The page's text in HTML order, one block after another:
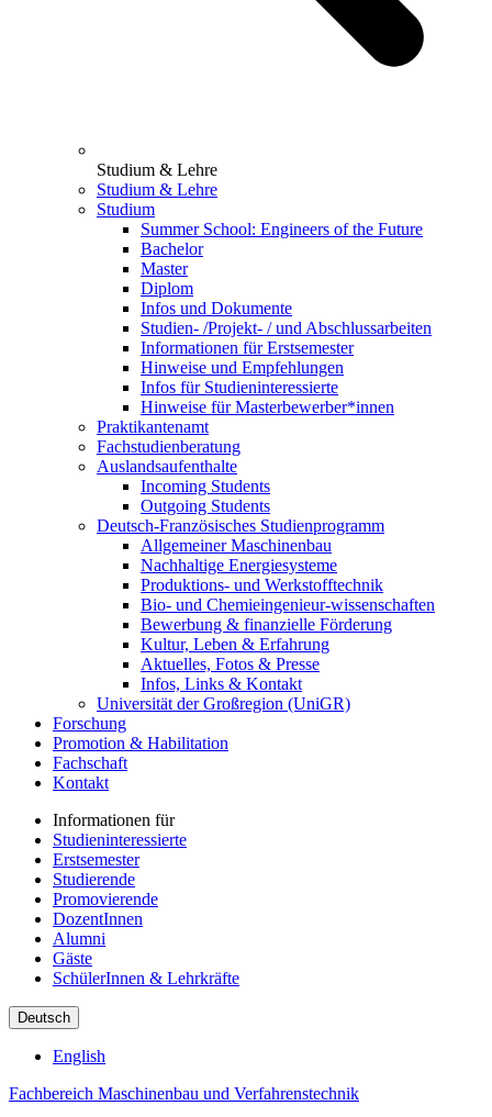
Studium & Lehre
Studium & Lehre
Studium
Summer School: Engineers of the Future
Bachelor
Master
Diplom
Infos und Dokumente
Studien- /Projekt- / und Abschlussarbeiten
Informationen für Erstsemester
Hinweise und Empfehlungen
Infos für Studieninteressierte
Hinweise für Masterbewerber*innen
Praktikantenamt
Fachstudienberatung
Auslandsaufenthalte
Incoming Students
Outgoing Students
Deutsch-Französisches Studienprogramm
Allgemeiner Maschinenbau
Nachhaltige Energiesysteme
Produktions- und Werkstofftechnik
Bio- und Chemieingenieur-wissenschaften
Bewerbung & finanzielle Förderung
Kultur, Leben & Erfahrung
Aktuelles, Fotos & Presse
Infos, Links & Kontakt
Universität der Großregion (UniGR)
Forschung
Promotion & Habilitation
Fachschaft
Kontakt
Informationen für
Studieninteressierte
Erstsemester
Studierende
Promovierende
DozentInnen
Alumni
Gäste
SchülerInnen & Lehrkräfte
Deutsch
English
Fachbereich Maschinenbau und Verfahrenstechnik